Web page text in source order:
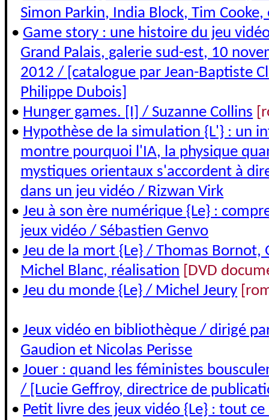
Simon Parkin, India Block, Tim
• Game story : une histoire du jeu
Grand Palais, galerie sud-est, 10
2012 / [catalogue par Jean-Baptiste
Philippe Dubois]
• Hunger games. [I] / Suzanne Collins
• Hypothèse de la simulation {L'} : un
montre pourquoi l'IA, la physique
mystiques orientaux s'accordent à
dans un jeu vidéo / Rizwan Virk
•Jeu à son ère numérique {Le} :
jeux vidéo / Sébastien Genvo
•Jeu de la mort {Le} / Thomas Bornot,
Michel Blanc, réalisation [DVD
•Jeu du monde {Le} / Michel Jeury
•Jeux vidéo en bibliothèque / dirigé
Gaudion et Nicolas Perisse
•Jouer : quand les féministes
/ [Lucie Geffroy, directrice de
• Petit livre des jeux vidéo {Le} : tout